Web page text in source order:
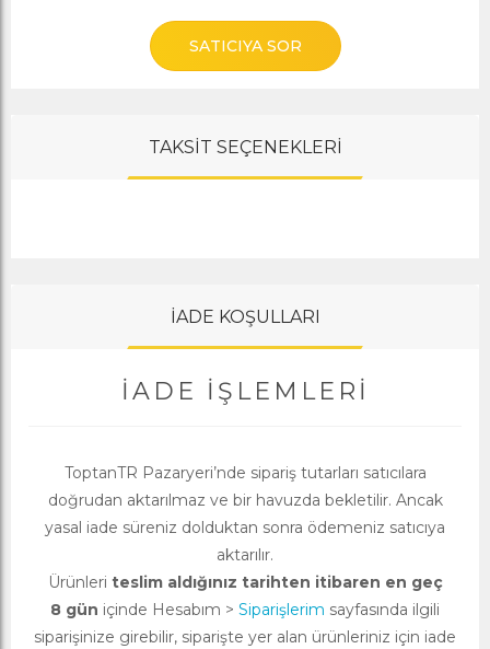
SATICIYA SOR
TAKSİT SEÇENEKLERİ
İADE KOŞULLARI
İADE İŞLEMLERI
ToptanTR Pazaryeri’nde sipariş tutarları satıcılara
doğrudan aktarılmaz ve bir havuzda bekletilir. Ancak
yasal iade süreniz dolduktan sonra ödemeniz satıcıya
aktarılır.
Ürünleri teslim aldığınız tarihten itibaren en geç
8 gün içinde Hesabım > Siparişlerim sayfasında ilgili
siparişinize girebilir, siparişte yer alan ürünleriniz için iade